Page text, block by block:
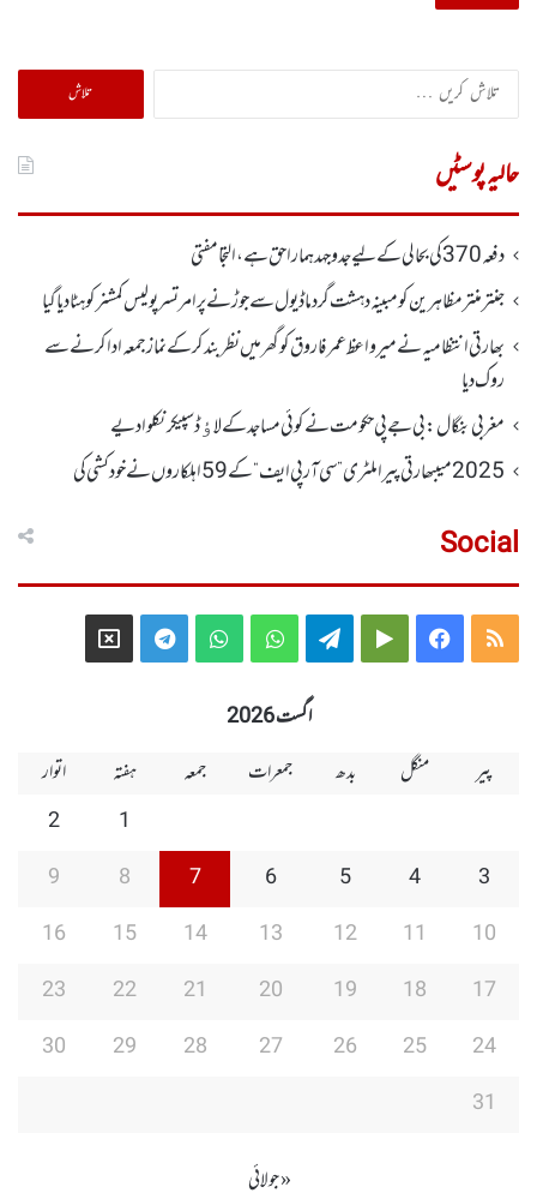
تلاش
کریں
حالیہ پوسٹیں
دفعہ370کی بحالی کے لیے جدوجہد ہمارا حق ہے، التجا مفتی
جنتر منتر مظاہرین کو مبینہ دہشت گرد ماڈیول سے جوڑنے پر امرتسر پولیس کمشنر کو ہٹا دیاگیا
بھارتی انتظامیہ نے میر واعظ عمر فاروق کو گھر میں نظر بندکر کے نماز جمعہ ادا کرنے سے
روک دیا
مغربی بنگال: بی جے پی حکومت نے کوئی مساجد کے لاﺅڈ سپیکر نکلوا دیے
2025 میںبھارتی پیرا ملٹری ”سی آر پی ایف“ کے 59 اہلکاروں نے خودکشی کی
Social
RSS
Facebook
Google
Telegram
WhatsApp
WhatsApp
Telegram
X
اگست 2026
پیر
منگل بدھ جمعرات جمعہ ہفتہ
اتوار
1
2
3
4
5
6
7
8
9
10
11
12
13
14
15
16
17
18
19
20
21
22
23
24
25
26
27
28
29
30
31
« جولائی